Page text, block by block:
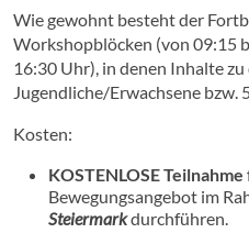
Wie gewohnt besteht der
Workshopblöcken (von 09:15
16:30 Uhr), in denen Inhalte
Jugendliche/Erwachsene bzw.
Kosten:
KOSTENLOSE Teilnahme
Bewegungsangebot im
Steiermarkdurchführen.